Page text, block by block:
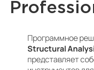
Программное
Structural
представляет